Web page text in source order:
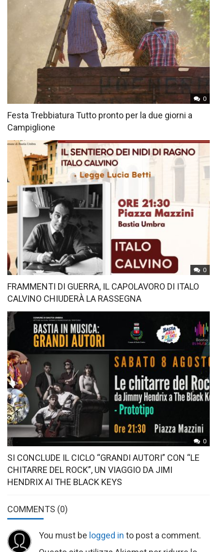
0
Festa Trebbiatura Tutto pronto per la due giorni a
Campiglione
0
FRAMMENTI DI GUERRA, IL CAPOLAVORO DI ITALO
CALVINO CHIUDERÀ LA RASSEGNA
0
SI CONCLUDE IL CICLO “GRANDI AUTORI” CON “LE
CHITARRE DEL ROCK”, UN VIAGGIO DA JIMI
HENDRIX AI THE BLACK KEYS
COMMENTS (0)
You must be logged in to post a comment.